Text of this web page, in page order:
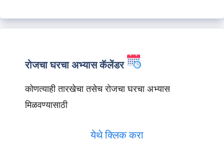
रोजचा घरचा अभ्यास कॅलेंडर
कोणत्याही तारखेचा तसेच रोजचा घरचा अभ्यास
मिळवण्यासाठी
येथे क्लिक करा